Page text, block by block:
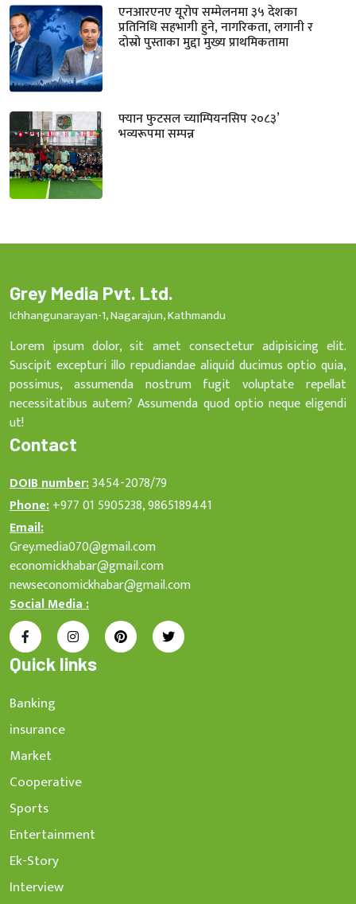
एनआरएनए यूरोप सम्मेलनमा ३५ देशका
प्रतिनिधि सहभागी हुने, नागरिकता, लगानी र
दोस्रो पुस्ताका मुद्दा मुख्य प्राथमिकतामा
फ्यान फुटसल च्याम्पियनसिप २०८३’
भव्यरूपमा सम्पन्न
Grey Media Pvt. Ltd.
Ichhangunarayan-1, Nagarajun, Kathmandu
Lorem ipsum dolor, sit amet consectetur adipisicing elit.
Suscipit excepturi illo repudiandae aliquid ducimus optio quia,
possimus, assumenda nostrum fugit voluptate repellat
necessitatibus autem? Assumenda quod optio neque eligendi
ut!
Contact
DOIB number:3454-2078/79
Phone:+977 01 5905238, 9865189441
Email:
Grey.media070@gmail.com
economickhabar@gmail.com
newseconomickhabar@gmail.com
Social Media :
Quick links
Banking
insurance
Market
Cooperative
Sports
Entertainment
Ek-Story
Interview